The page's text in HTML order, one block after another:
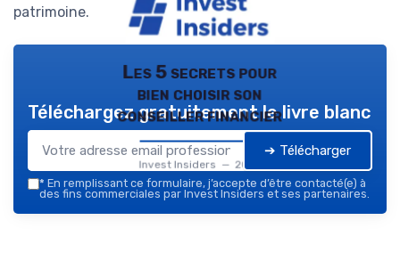
patrimoine.
Les 5 secrets pour
bien choisir son
conseiller financier
Invest Insiders — 2026
Téléchargez gratuitement le livre blanc
➔ Télécharger
* En remplissant ce formulaire, j’accepte d’être contacté(e) à
des fins commerciales par Invest Insiders et ses partenaires.